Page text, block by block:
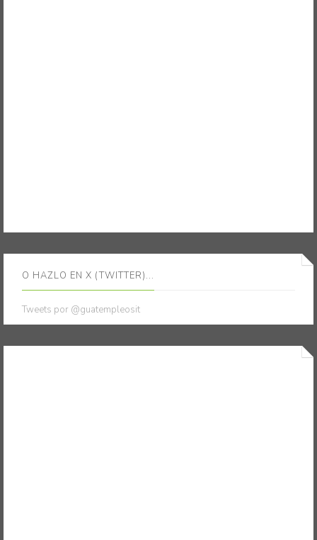
O HAZLO EN X (TWITTER)...
Tweets por @guatempleosit